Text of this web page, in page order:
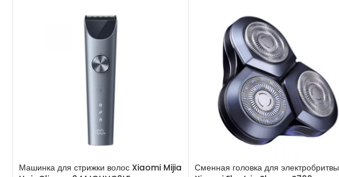
Машинка для стрижки волос Xiaomi Mijia
Сменная головка для электробритвы